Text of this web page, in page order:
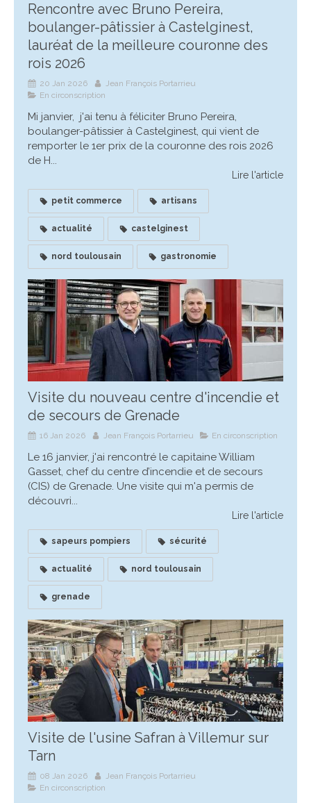
Rencontre avec Bruno Pereira,
boulanger-pâtissier à Castelginest,
lauréat de la meilleure couronne des
rois 2026
20 Jan 2026
Jean François Portarrieu
En circonscription
Mi janvier, j'ai tenu à féliciter Bruno Pereira,
boulanger-pâtissier à Castelginest, qui vient de
remporter le 1er prix de la couronne des rois 2026
de H...
Lire l'article
petit commerce artisans
actualité castelginest
nord toulousain gastronomie
Visite du nouveau centre d'incendie et
de secours de Grenade
16 Jan 2026 Jean François Portarrieu En circonscription
Le 16 janvier, j'ai rencontré le capitaine William
Gasset, chef du centre d’incendie et de secours
(CIS) de Grenade. Une visite qui m'a permis de
découvri...
Lire l'article
sapeurs pompiers sécurité
actualité nord toulousain
grenade
Visite de l'usine Safran à Villemur sur
Tarn
08 Jan 2026
Jean François Portarrieu
En circonscription